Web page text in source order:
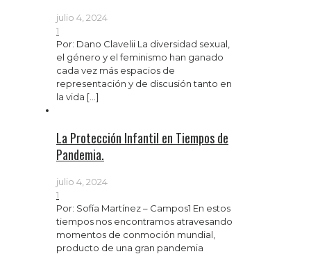
julio 4, 2024
1
Por: Dano Clavelii La diversidad sexual,
el género y el feminismo han ganado
cada vez más espacios de
representación y de discusión tanto en
la vida […]
La Protección Infantil en Tiempos de
Pandemia.
julio 4, 2024
1
Por: Sofía Martínez – Campos1 En estos
tiempos nos encontramos atravesando
momentos de conmoción mundial,
producto de una gran pandemia